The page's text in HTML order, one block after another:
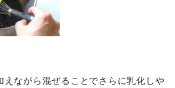
えながら混ぜることでさらに乳化しや